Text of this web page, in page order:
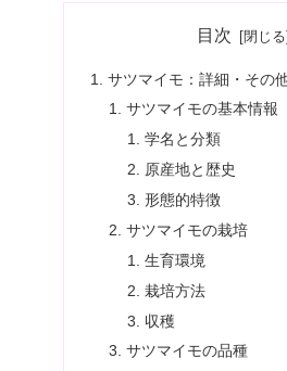
目次
サツマイモ：詳細・その
サツマイモの基本情報
学名と分類
原産地と歴史
形態的特徴
サツマイモの栽培
生育環境
栽培方法
収穫
サツマイモの品種